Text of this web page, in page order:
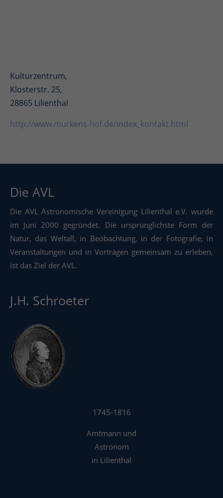
Kulturzentrum,
Klosterstr. 25,
28865 Lilienthal
http://www.murkens-hof.de/index_kontakt.html
Die AVL
Die AVL Astronomische Vereinigung Lilienthal e.V. wurde
im Juni 2000 gegründet. Die ursprünglichste Form der
Natur, das Weltall, in Beobachtung, in der Fotografie, in
Veranstaltungen und in Vorträgen gemeinsam zu erleben,
ist das Ziel der AVL.
J.H. Schroeter
1745-1816
Amtmann und
Astronom
in Lilienthal